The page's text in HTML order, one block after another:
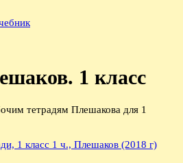
1 класс
тетрадям Плешакова для 1